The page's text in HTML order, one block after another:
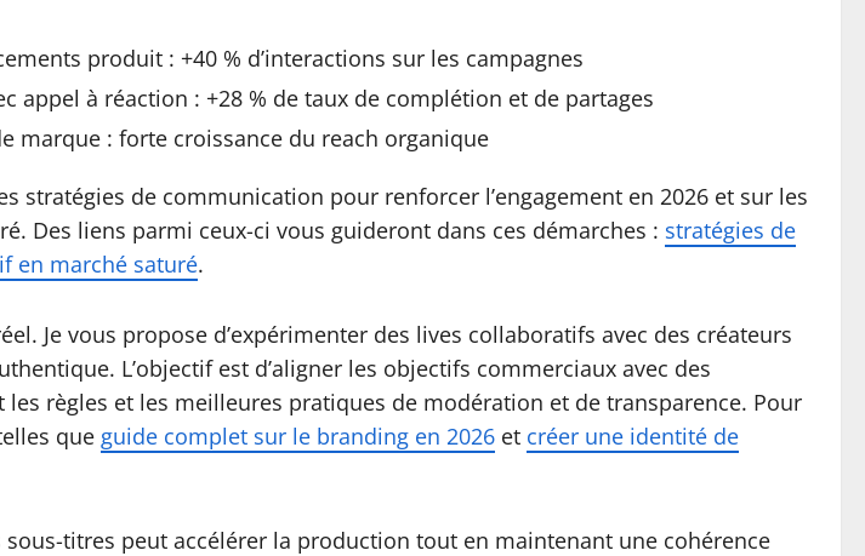
produit : +40 % d’interactions sur les campagnes
appel à réaction : +28 % de taux de complétion et de partages
marque : forte croissance du reach organique
de communication pour renforcer l’engagement en 2026 et sur les
Des liens parmi ceux-ci vous guideront dans ces démarches : stratégies de
en marché saturé.
Je vous propose d’expérimenter des lives collaboratifs avec des créateurs
L’objectif est d’aligner les objectifs commerciaux avec des
règles et les meilleures pratiques de modération et de transparence. Pour
que guide complet sur le branding en 2026 et créer une identité de
sous-titres peut accélérer la production tout en maintenant une cohérence